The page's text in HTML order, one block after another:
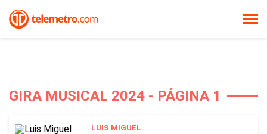
GIRA MUSICAL 2024 - PÁGINA 1
LUIS MIGUEL.